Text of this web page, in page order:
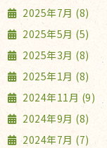
2025年7月 (8)
2025年5月 (5)
2025年3月 (8)
2025年1月 (8)
2024年11月 (9)
2024年9月 (8)
2024年7月 (7)